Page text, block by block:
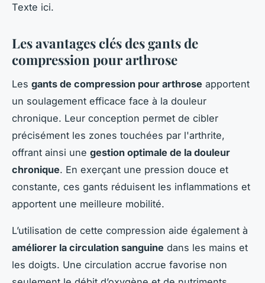
Texte ici.
Les avantages clés des gants de
compression pour arthrose
Les gants de compression pour arthrose apportent
un soulagement efficace face à la douleur
chronique. Leur conception permet de cibler
précisément les zones touchées par l'arthrite,
offrant ainsi une gestion optimale de la douleur
chronique. En exerçant une pression douce et
constante, ces gants réduisent les inflammations et
apportent une meilleure mobilité.
L’utilisation de cette compression aide également à
améliorer la circulation sanguine dans les mains et
les doigts. Une circulation accrue favorise non